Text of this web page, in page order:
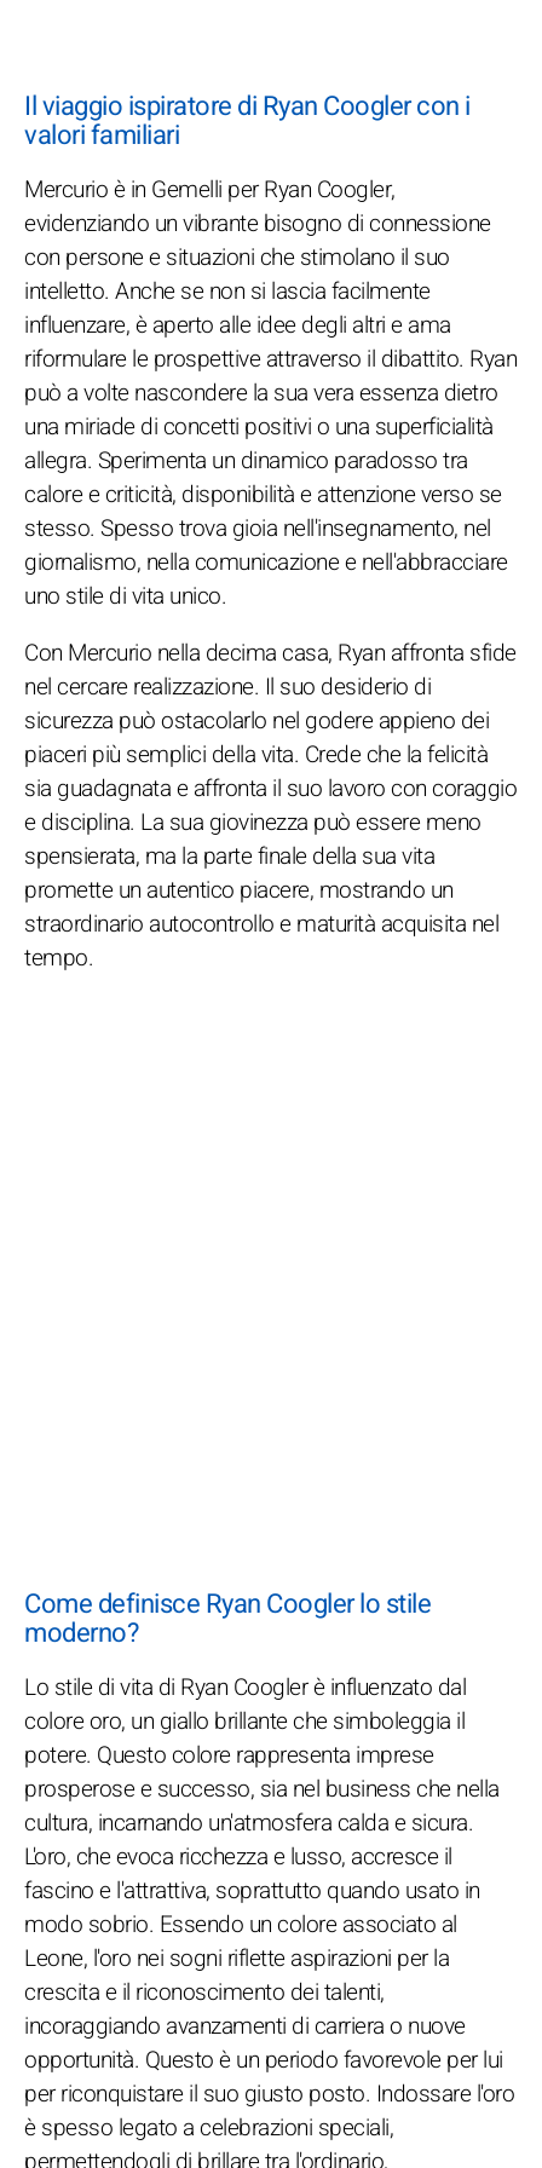
Il viaggio ispiratore di Ryan Coogler con i
valori familiari
Mercurio è in Gemelli per Ryan Coogler,
evidenziando un vibrante bisogno di connessione
con persone e situazioni che stimolano il suo
intelletto. Anche se non si lascia facilmente
influenzare, è aperto alle idee degli altri e ama
riformulare le prospettive attraverso il dibattito. Ryan
può a volte nascondere la sua vera essenza dietro
una miriade di concetti positivi o una superficialità
allegra. Sperimenta un dinamico paradosso tra
calore e criticità, disponibilità e attenzione verso se
stesso. Spesso trova gioia nell'insegnamento, nel
giornalismo, nella comunicazione e nell'abbracciare
uno stile di vita unico.
Con Mercurio nella decima casa, Ryan affronta sfide
nel cercare realizzazione. Il suo desiderio di
sicurezza può ostacolarlo nel godere appieno dei
piaceri più semplici della vita. Crede che la felicità
sia guadagnata e affronta il suo lavoro con coraggio
e disciplina. La sua giovinezza può essere meno
spensierata, ma la parte finale della sua vita
promette un autentico piacere, mostrando un
straordinario autocontrollo e maturità acquisita nel
tempo.
Come definisce Ryan Coogler lo stile
moderno?
Lo stile di vita di Ryan Coogler è influenzato dal
colore oro, un giallo brillante che simboleggia il
potere. Questo colore rappresenta imprese
prosperose e successo, sia nel business che nella
cultura, incarnando un'atmosfera calda e sicura.
L'oro, che evoca ricchezza e lusso, accresce il
fascino e l'attrattiva, soprattutto quando usato in
modo sobrio. Essendo un colore associato al
Leone, l'oro nei sogni riflette aspirazioni per la
crescita e il riconoscimento dei talenti,
incoraggiando avanzamenti di carriera o nuove
opportunità. Questo è un periodo favorevole per lui
per riconquistare il suo giusto posto. Indossare l'oro
è spesso legato a celebrazioni speciali,